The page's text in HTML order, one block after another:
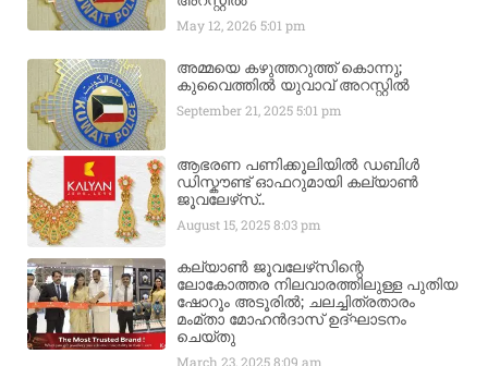
May 12, 20265:01 pm
അമ്മയെ കഴുത്തറുത്ത് കൊന്നു;
കുവൈത്തിൽ യുവാവ് അറസ്റ്റിൽ
September 21, 20255:01 pm
ആഭരണ പണിക്കൂലിയിൽ ഡബിൾ
ഡിസ്കൗണ്ട് ഓഫറുമായി കല്യാൺ
ജൂവലേഴ്‌സ്..
August 15, 20258:03 pm
കല്യാൺ ജൂവലേഴ്‌സിന്റെ
ലോകോത്തര നിലവാരത്തിലുള്ള പുതിയ
ഷോറൂം അടൂരിൽ; ചലച്ചിത്രതാരം
മംമ്താ മോഹൻദാസ് ഉദ്ഘാടനം
ചെയ്‌തു
March 23, 20258:09 am